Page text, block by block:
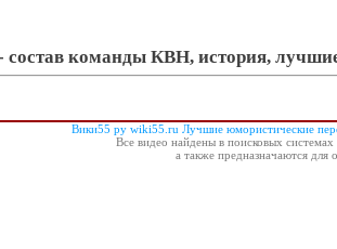
команды КВН, история,
Вики55 ру wiki55.ru Лучшие юмористические
Все видео найдены в поисковых
а также предназначаются для